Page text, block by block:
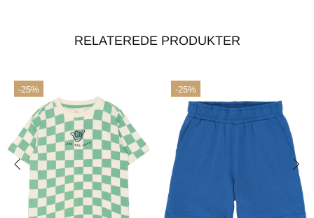
RELATEREDE PRODUKTER
-25% -25%
handelsbetingelser
ACCEPTÉR
AFVIS